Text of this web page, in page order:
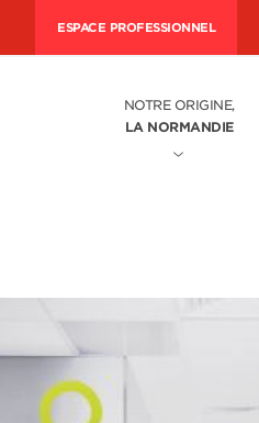
ESPACE PROFESSIONNEL
NOTRE ORIGINE,
LA NORMANDIE